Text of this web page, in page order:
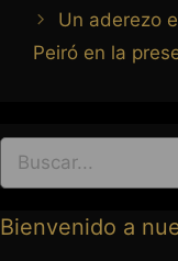
Un aderezo
Peiró en la
Bienvenido a